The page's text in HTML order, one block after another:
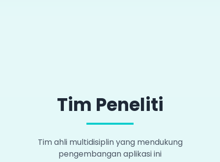
Tim Peneliti
Tim ahli multidisiplin yang mendukung
pengembangan aplikasi ini